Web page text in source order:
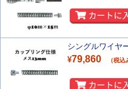
シングルワイヤ
¥79,860 （税込